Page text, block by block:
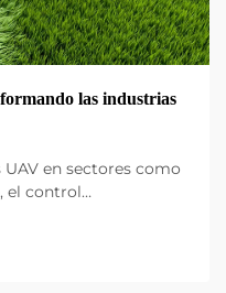
las industrias
en sectores como
el control
y la innovación.